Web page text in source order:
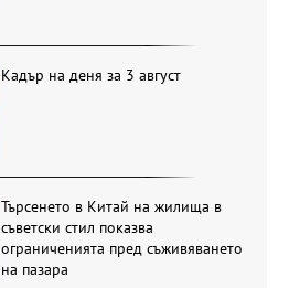
Кадър на деня за 3 август
Търсенето в Китай на жилища в
съветски стил показва
ограниченията пред съживяването
на пазара